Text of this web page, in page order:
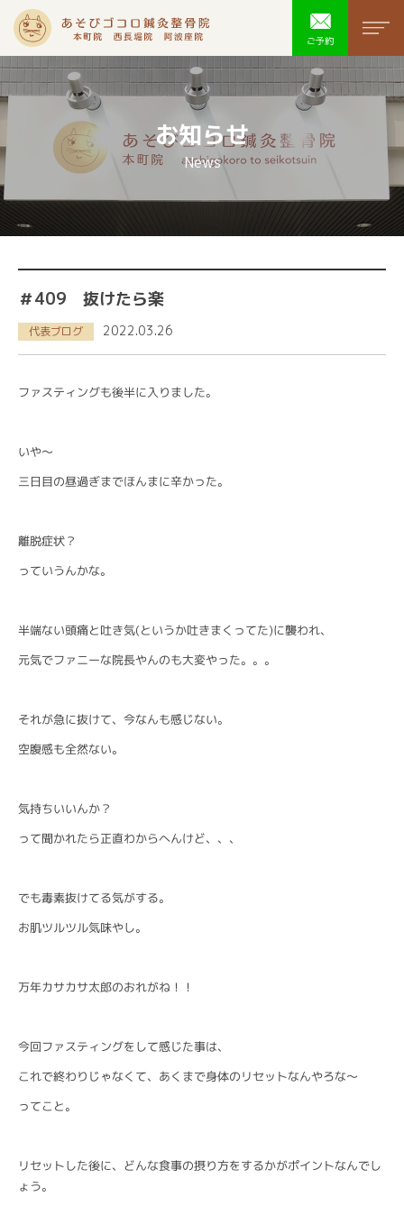
ご予約
あそびゴコ
お知らせ
News
＃409 抜けたら楽
代表ブログ 2022.03.26
ファスティングも後半に入りました。
いや〜
三日目の昼過ぎまでほんまに辛かった。
離脱症状？
っていうんかな。
半端ない頭痛と吐き気(というか吐きまくってた)に襲われ、
元気でファニーな院長やんのも大変やった。。。
それが急に抜けて、今なんも感じない。
空腹感も全然ない。
気持ちいいんか？
って聞かれたら正直わからへんけど、、、
でも毒素抜けてる気がする。
お肌ツルツル気味やし。
万年カサカサ太郎のおれがね！！
今回ファスティングをして感じた事は、
これで終わりじゃなくて、あくまで身体のリセットなんやろな〜
ってこと。
リセットした後に、どんな食事の摂り方をするかがポイントなんでし
ょう。